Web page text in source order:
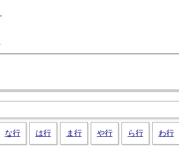
な行 は行 ま行 や行 ら行 わ行